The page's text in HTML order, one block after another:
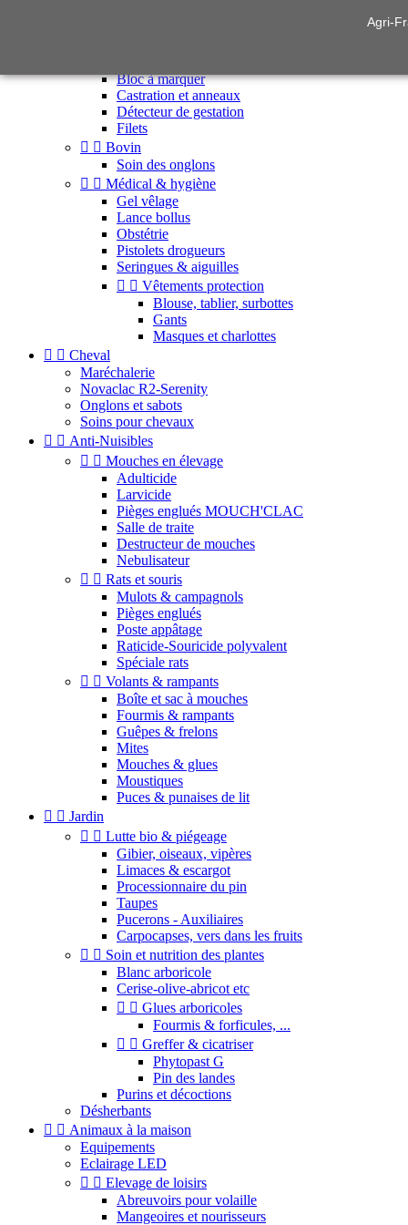
Bloc à marquer
Castration et anneaux
Détecteur de gestation
Filets
  Bovin
Soin des onglons
  Médical & hygiène
Gel vêlage
Lance bollus
Obstétrie
Pistolets drogueurs
Seringues & aiguilles
  Vêtements protection
Blouse, tablier, surbottes
Gants
Masques et charlottes
  Cheval
Maréchalerie
Novaclac R2-Serenity
Onglons et sabots
Soins pour chevaux
  Anti-Nuisibles
  Mouches en élevage
Adulticide
Larvicide
Pièges englués MOUCH'CLAC
Salle de traite
Destructeur de mouches
Nebulisateur
  Rats et souris
Mulots & campagnols
Pièges englués
Poste appâtage
Raticide-Souricide polyvalent
Spéciale rats
  Volants & rampants
Boîte et sac à mouches
Fourmis & rampants
Guêpes & frelons
Mites
Mouches & glues
Moustiques
Puces & punaises de lit
  Jardin
  Lutte bio & piégeage
Gibier, oiseaux, vipères
Limaces & escargot
Processionnaire du pin
Taupes
Pucerons - Auxiliaires
Carpocapses, vers dans les fruits
  Soin et nutrition des plantes
Blanc arboricole
Cerise-olive-abricot etc
  Glues arboricoles
Fourmis & forficules, ...
  Greffer & cicatriser
Phytopast G
Pin des landes
Purins et décoctions
Désherbants
  Animaux à la maison
Equipements
Eclairage LED
  Elevage de loisirs
Abreuvoirs pour volaille
Mangeoires et nourisseurs
Agri-